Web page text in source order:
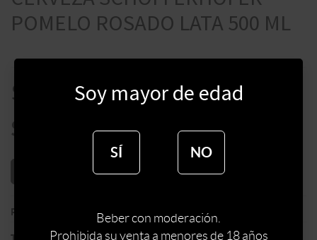
POMELO ROSADO LATA 500 ML
$
$
AÑADIR AL CARRITO
PAIS
TIPO DE CERVEZA: IMPORTADA
Soy mayor de edad
SÍ NO
Beber con moderación.
Prohibida su venta a menores de 18 años